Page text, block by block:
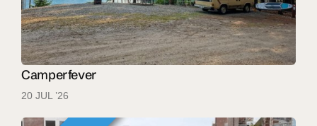
Camperfever
20 JUL ’26